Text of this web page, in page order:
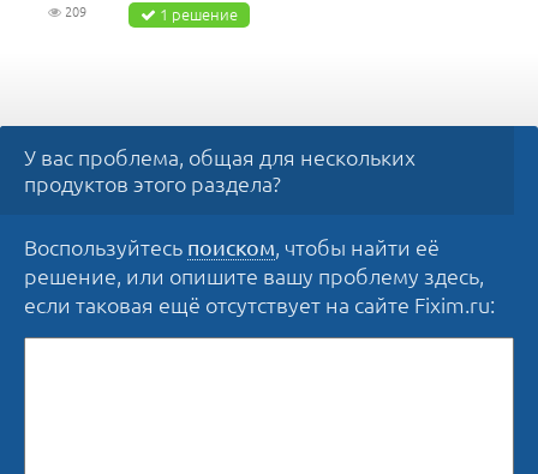
209 1 решение
У вас проблема, общая для нескольких
продуктов этого раздела?
Воспользуйтесь поиском, чтобы найти её
решение, или опишите вашу проблему здесь,
если таковая ещё отсутствует на сайте Fixim.ru: